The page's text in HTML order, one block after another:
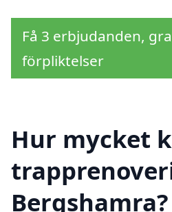
Få 3 erbjudanden,
förpliktelser
Hur mycket
Bergshamra?